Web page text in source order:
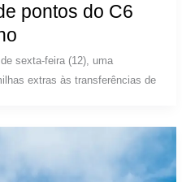
pontos do C6
sexta-feira (12), uma
extras às transferências de